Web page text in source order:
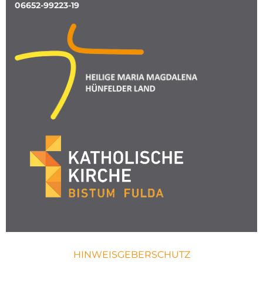
06652-99223-19
HINWEISGEBERSCHUTZ